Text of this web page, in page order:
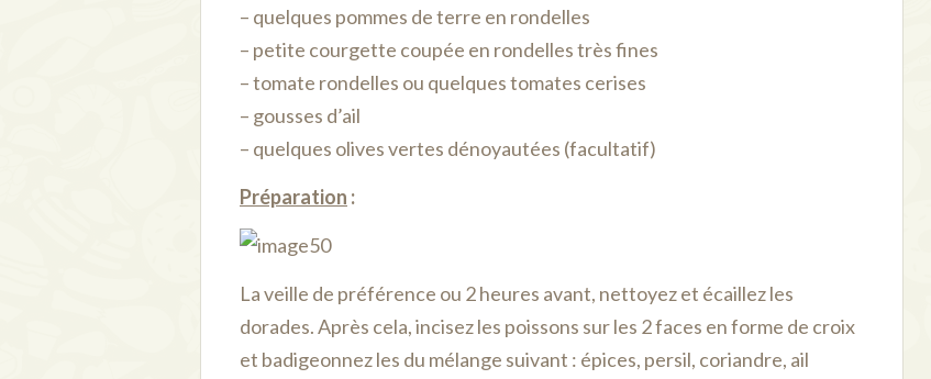
– quelques pommes de terre en rondelles
– petite courgette coupée en rondelles très fines
– tomate rondelles ou quelques tomates cerises
– gousses d’ail
– quelques olives vertes dénoyautées (facultatif)
Préparation :
La veille de préférence ou 2 heures avant, nettoyez et écaillez les
dorades. Après cela, incisez les poissons sur les 2 faces en forme de croix
et badigeonnez les du mélange suivant : épices, persil, coriandre, ail